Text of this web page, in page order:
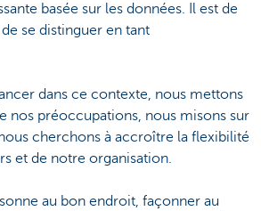
basée sur les données. Il est de
se distinguer en tant
dans ce contexte, nous mettons
nos préoccupations, nous misons sur
cherchons à accroître la flexibilité
et de notre organisation.
au bon endroit, façonner au